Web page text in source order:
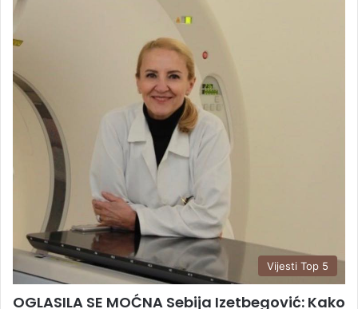
Vijesti Top 5
OGLASILA SE MOĆNA Sebija Izetbegović: Kako